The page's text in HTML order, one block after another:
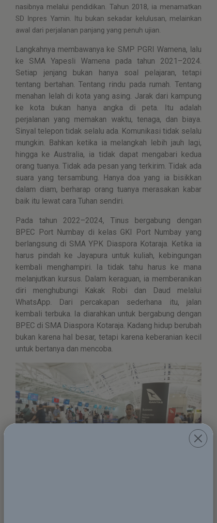
nasibnya melalui pendidikan. Tahun 2018, ia menamatkan
SD Inpres Yamin. Itu bukan sekadar kelulusan, melainkan
awal dari perjalanan panjang yang penuh ujian.
Langkahnya membawanya ke SMP PGRI Wamena, lalu
ke SMA Yapesli Wamena pada tahun 2021–2024.
Setiap jenjang bukan hanya soal pelajaran, tetapi
tentang bertahan. Tentang rindu pada rumah. Tentang
menahan lelah di kota yang asing. Jarak dari kampung
ke kota bukan hanya angka di peta. Itu adalah
perjalanan yang memakan waktu, tenaga, dan biaya.
Sinyal telepon tidak selalu ada. Komunikasi tidak selalu
mungkin. Bahkan ketika ia melangkah lebih jauh lagi,
hingga ke Australia, ia tidak dapat mengabari kedua
orang tuanya. Tidak ada pesan yang terkirim. Tidak ada
suara yang tersambung. Hanya doa yang ia bisikkan
dalam diam, berharap orang tuanya merasakan kabar
baik itu lewat cara Tuhan sendiri.
Pada tahun 2022–2024, Tinus bergabung dengan
BPEC Port Numbay di kelas GKI Port Numbay yang
berlangsung di SMA YPK Diaspora Kotaraja. Ketika ia
harus pindah ke Jayapura untuk kuliah, kebingungan
kembali menghampiri. Ia tidak tahu harus ke mana
melanjutkan kursus. Dalam keraguan, ia memberanikan
diri menghubungi Kakak Robi dan Daud melalui
WhatsApp. Dari percakapan sederhana itu, jalan
kembali terbuka. Ia diarahkan untuk bergabung dengan
BPEC di SMA Diaspora Kotaraja. Kadang hidup berubah
bukan karena hal besar, tetapi karena keberanian kecil
untuk bertanya dan mencoba.